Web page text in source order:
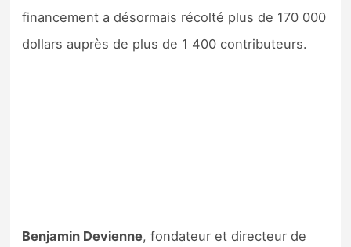
financement a désormais récolté plus de 170 000
dollars auprès de plus de 1 400 contributeurs.
Benjamin Devienne, fondateur et directeur de